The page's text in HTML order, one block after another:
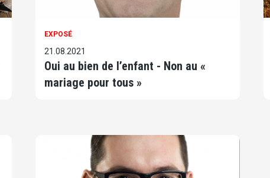
EXPOSÉ
21.08.2021
Oui au bien de l’enfant - Non au «
mariage pour tous »